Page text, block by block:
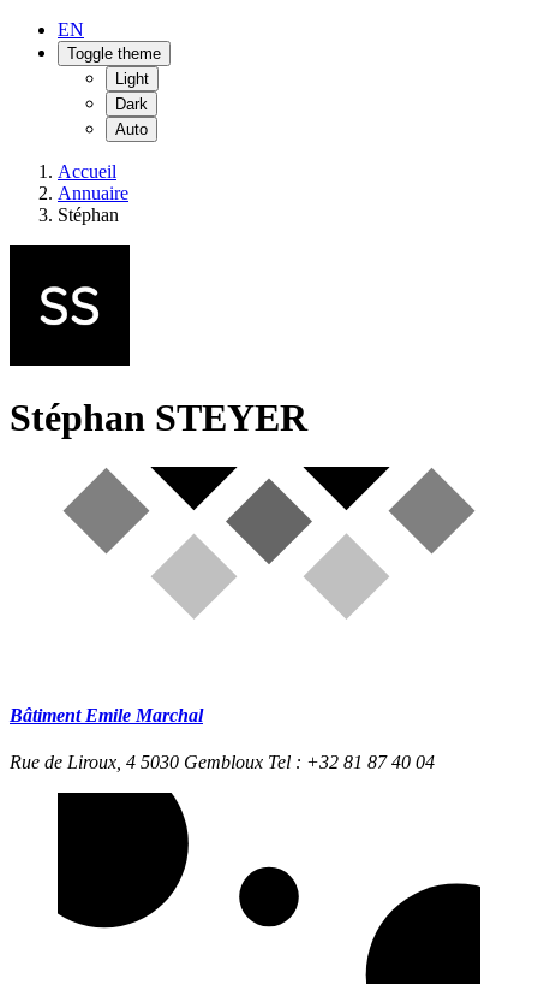
EN
Toggle theme
Light
Dark
Auto
Accueil
Annuaire
Stéphan
Stéphan STEYER
Bâtiment Emile Marchal
Rue de Liroux, 4 5030 Gembloux Tel : +32 81 87 40 04